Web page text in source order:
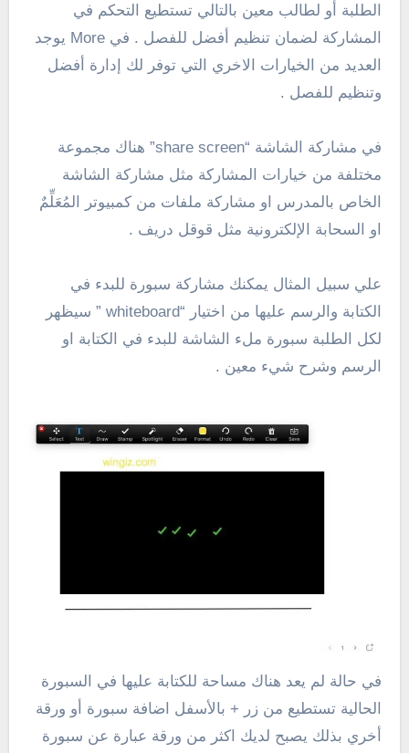
الطلبة أو لطالب معين بالتالي تستطيع التحكم في
المشاركة لضمان تنظيم أفضل للفصل . في More يوجد
العديد من الخيارات الاخري التي توفر لك إدارة أفضل
وتنظيم للفصل .
في مشاركة الشاشة “share screen” هناك مجموعة
مختلفة من خيارات المشاركة مثل مشاركة الشاشة
الخاص بالمدرس او مشاركة ملفات من كمبيوتر المُعَلِّمٌ
او السحابة الإلكترونية مثل قوقل دريف .
علي سبيل المثال يمكنك مشاركة سبورة للبدء في
الكتابة والرسم عليها من اختيار “whiteboard ” سيظهر
لكل الطلبة سبورة ملء الشاشة للبدء في الكتابة او
الرسم وشرح شيء معين .
في حالة لم يعد هناك مساحة للكتابة عليها في السبورة
الحالية تستطيع من زر + بالأسفل اضافة سبورة أو ورقة
أخري بذلك يصبح لديك اكثر من ورقة عبارة عن سبورة